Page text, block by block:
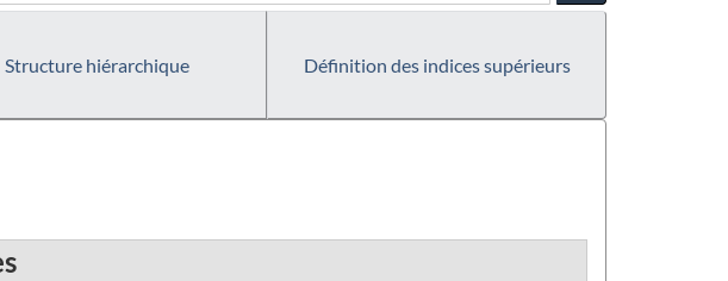
Structure hiérarchique Définition des indices supérieurs